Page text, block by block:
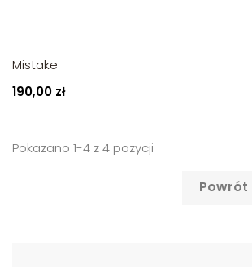
Mistake
190,00 zł
Pokazano 1-4 z 4 pozycji